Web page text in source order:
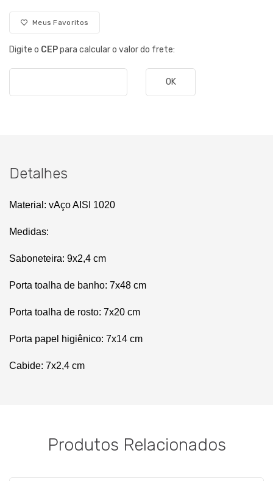
Meus Favoritos
Digite o CEPpara calcular o valor do frete:
OK
Detalhes
Material: vAço AISI 1020
Medidas:
Saboneteira: 9x2,4 cm
Porta toalha de banho: 7x48 cm
Porta toalha de rosto: 7x20 cm
Porta papel higiênico: 7x14 cm
Cabide: 7x2,4 cm
Produtos Relacionados